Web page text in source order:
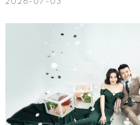
2026-07-03
123
Read More